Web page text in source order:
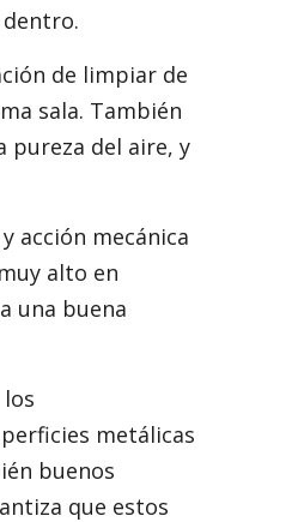
de limpiar de
sala. También
pureza del aire, y
acción mecánica
alto en
una buena
metálicas
buenos
que estos